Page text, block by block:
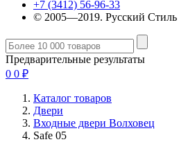
+7 (3412) 56-96-33
© 2005—2019. Русский Стиль
Предварительные результаты
0 0 ₽
Каталог товаров
Двери
Входные двери Волховец
Safe 05